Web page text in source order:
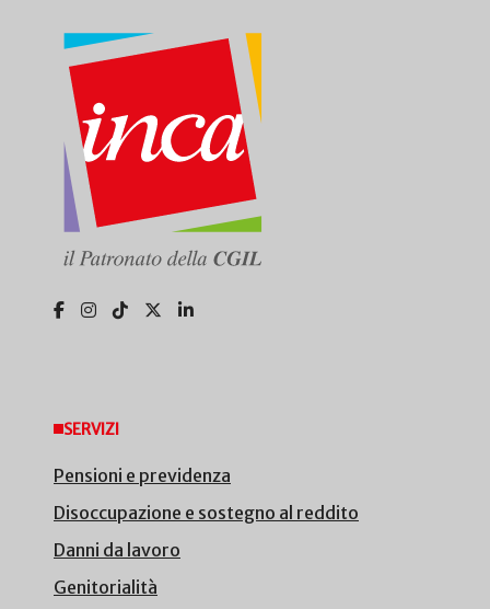
SERVIZI
Pensioni e previdenza
Disoccupazione e sostegno al reddito
Danni da lavoro
Genitorialità